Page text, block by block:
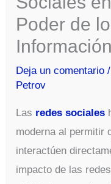
Poder de
Información
Deja un comentario
Petrov
Las redes sociales
moderna al permitir
interactúen
impacto de las